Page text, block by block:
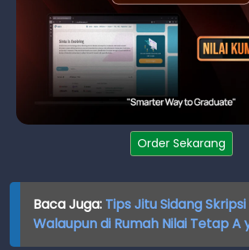
Order Sekarang
Baca Juga: Tips Jitu Sidang
Walaupun di Rumah Nilai Tetap A